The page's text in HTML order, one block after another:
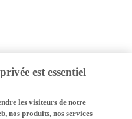
est essentiel
les visiteurs de notre
nos produits, nos services